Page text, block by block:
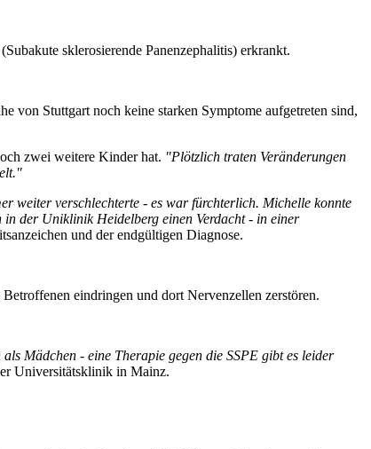
sklerosierende Panenzephalitis) erkrankt.
von Stuttgart noch keine starken Symptome aufgetreten sind,
zwei weitere Kinder hat. "Plötzlich traten Veränderungen
weiter verschlechterte - es war fürchterlich. Michelle konnte
in der Uniklinik Heidelberg einen Verdacht - in einer
und der endgültigen Diagnose.
eindringen und dort Nervenzellen zerstören.
Mädchen - eine Therapie gegen die SSPE gibt es leider
Universitätsklinik in Mainz.